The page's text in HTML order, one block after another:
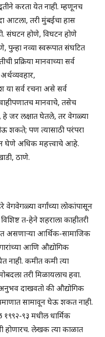
करता येत नाही. म्हणूनच
आटला, तरी मुंबईचा हास
संघटन होणे, विघटन होणे
नव्या स्वरूपात संघटित
प्रक्रिया मानवाच्या सर्व
सर्व रचना असे सर्व
मानवाचे, तसेच
हे जर लक्षात घेतले, तर वेगळ्या
शकते; पण त्यासाठी परंपरा
घेणे अधिक महत्त्वाचे आहे.
ठाणे.
वेगवेगळ्या वर्गांच्या लोकांपासून
त-हेने शहराला काहीतरी
असणाऱ्या आर्थिक-सामाजिक
आणि औद्योगिक
नाही. कमीत कमी त्या
तरी मिळायलाच हवा.
दाखवतो की औद्योगिक
सामावून घेऊ शकत नाही.
१९९२-९३ मधील धार्मिक
होणारच. लेखक त्या काळात